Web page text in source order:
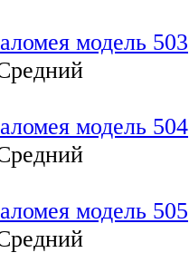
модель 503
модель 504
модель 505